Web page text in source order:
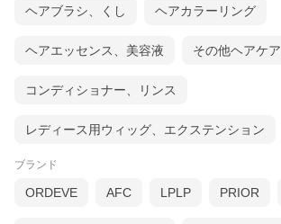
視聴ページへ(外部サイト)
ヘアブラシ、くし ヘアカラーリング
ヘアエッセンス、美容液 その他ヘアケア
コンディショナー、リンス
レディース用ウィッグ、エクステンション
ブランド
ORDEVE AFC LPLP PRIOR